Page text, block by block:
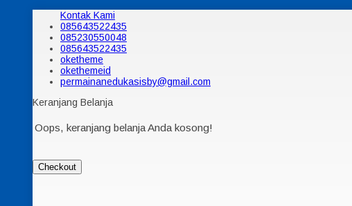
Kontak Kami
085643522435
085230550048
085643522435
oketheme
okethemeid
permainanedukasisby@gmail.com
Keranjang Belanja
Oops, keranjang belanja Anda kosong!
Checkout